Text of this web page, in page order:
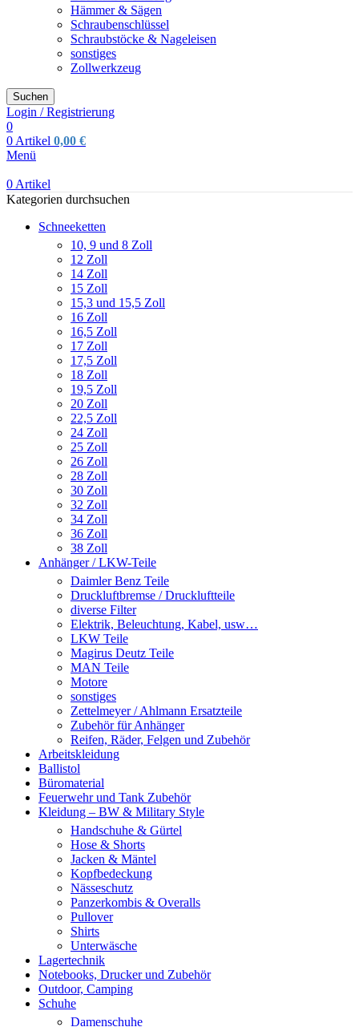
Hämmer & Sägen
Schraubenschlüssel
Schraubstöcke & Nageleisen
sonstiges
Zollwerkzeug
Suchen
Login / Registrierung
0
0 Artikel 0,00 €
Menü
0 Artikel
Kategorien durchsuchen
Schneeketten
10, 9 und 8 Zoll
12 Zoll
14 Zoll
15 Zoll
15,3 und 15,5 Zoll
16 Zoll
16,5 Zoll
17 Zoll
17,5 Zoll
18 Zoll
19,5 Zoll
20 Zoll
22,5 Zoll
24 Zoll
25 Zoll
26 Zoll
28 Zoll
30 Zoll
32 Zoll
34 Zoll
36 Zoll
38 Zoll
Anhänger / LKW-Teile
Daimler Benz Teile
Druckluftbremse / Druckluftteile
diverse Filter
Elektrik, Beleuchtung, Kabel, usw…
LKW Teile
Magirus Deutz Teile
MAN Teile
Motore
sonstiges
Zettelmeyer / Ahlmann Ersatzteile
Zubehör für Anhänger
Reifen, Räder, Felgen und Zubehör
Arbeitskleidung
Ballistol
Büromaterial
Feuerwehr und Tank Zubehör
Kleidung – BW & Military Style
Handschuhe & Gürtel
Hose & Shorts
Jacken & Mäntel
Kopfbedeckung
Nässeschutz
Panzerkombis & Overalls
Pullover
Shirts
Unterwäsche
Lagertechnik
Notebooks, Drucker und Zubehör
Outdoor, Camping
Schuhe
Damenschuhe